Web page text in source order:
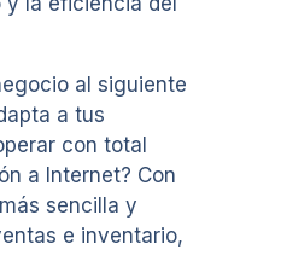
al siguiente
a tus
con total
a Internet? Con
sencilla y
e inventario,